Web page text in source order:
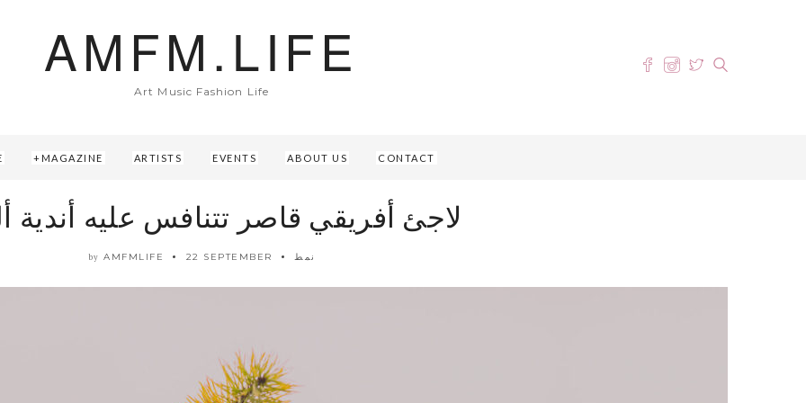
AMFM.LIFE
Art Music Fashion Life
MAGAZINE ARTISTS EVENTS ABOUT US CONTACT
لاجئ أفريقي قاصر تتنافس عليه أندية
by AMFMLIFE 22 SEPTEMBER نمط